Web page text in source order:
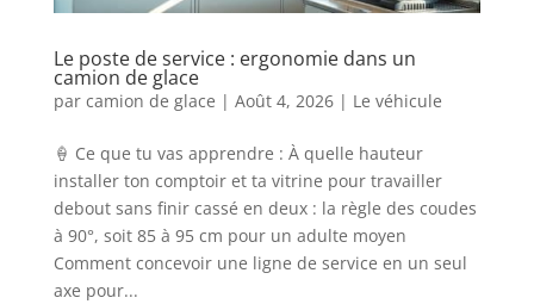
Le poste de service : ergonomie dans un
camion de glace
par camion de glace | Août 4, 2026| Le véhicule
🍦 Ce que tu vas apprendre : À quelle hauteur
installer ton comptoir et ta vitrine pour travailler
debout sans finir cassé en deux : la règle des coudes
à 90°, soit 85 à 95 cm pour un adulte moyen
Comment concevoir une ligne de service en un seul
axe pour...